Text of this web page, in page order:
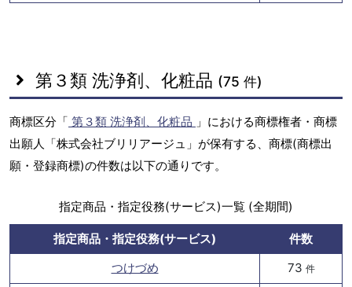
第３類 洗浄剤、化粧品 (75 件)
商標区分「 第３類 洗浄剤、化粧品 」における商標権者・商標
出願人「株式会社ブリリアージュ」が保有する、商標(商標出
願・登録商標)の件数は以下の通りです。
指定商品・指定役務(サービス)一覧 (全期間)
指定商品・指定役務(サービス)
件数
つけづめ
73 件